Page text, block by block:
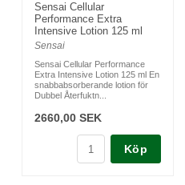
Sensai Cellular
Performance Extra
Intensive Lotion 125 ml
Sensai
Sensai Cellular Performance
Extra Intensive Lotion 125 ml En
snabbabsorberande lotion för
Dubbel Återfuktn...
2660,00 SEK
Köp